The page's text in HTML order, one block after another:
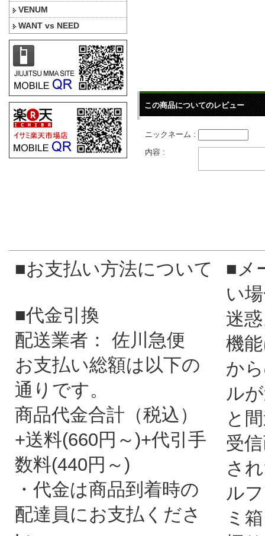
VENUM
WANT vs NEED
この商品についてのレビュー
ニックネーム :
内容 :
■お支払い方法について
■代金引換
配送業者： 佐川急便
お支払い総額は以下の
通りです。
商品代金合計（税込）
+送料(660円～)+代引手
数料(440円～)
・代金は商品到着時の
配達員にお支払くださ
■メ
い
迷
機
か
ル
と
受
さ
ル
ミ